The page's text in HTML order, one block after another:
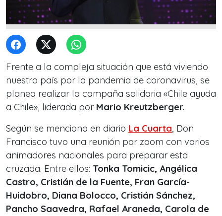
Frente a la compleja situación que está viviendo
nuestro país por la pandemia de coronavirus, se
planea realizar la campaña solidaria «Chile ayuda
a Chile», liderada por Mario Kreutzberger.
Según se menciona en diario La Cuarta, Don
Francisco tuvo una reunión por zoom con varios
animadores nacionales para preparar esta
cruzada. Entre ellos: Tonka Tomicic, Angélica
Castro, Cristián de la Fuente, Fran García-
Huidobro, Diana Bolocco, Cristián Sánchez,
Pancho Saavedra, Rafael Araneda, Carola de